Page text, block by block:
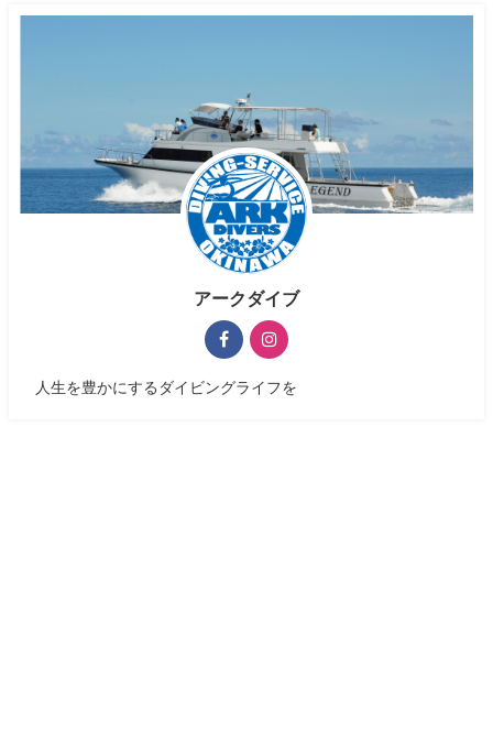
アークダイブ
人生を豊かにするダイビングライフを